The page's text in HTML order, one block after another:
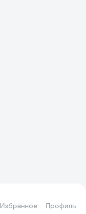
Избранное Профиль